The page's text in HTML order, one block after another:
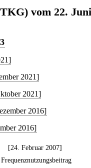
vom 22. Juni
2021]
2021]
2016]
2016]
[24. Februar 2007]